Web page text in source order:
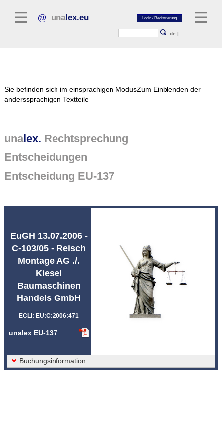
unalex.eu
de |
Normtexte
Rechtsprechung
Sie befinden sich im einsprachigen ModusZum Einblenden der
anderssprachigen Textteile
unalex. Rechtsprechung
Entscheidungen
Entscheidung EU-137
EuGH 13.07.2006 -
C-103/05 - Reisch
Montage AG ./.
Kiesel
Baumaschinen
Handels GmbH
ECLI: EU:C:2006:471
unalex EU-137
Buchungsinformation